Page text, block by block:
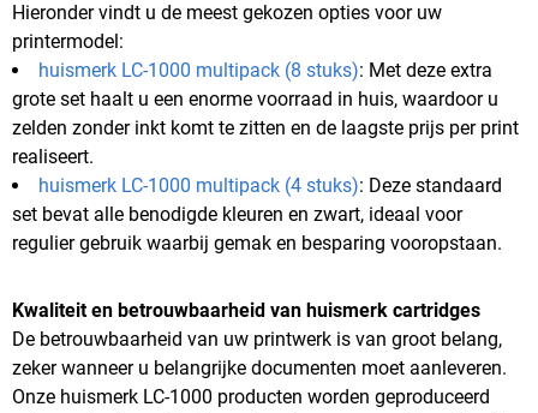
Hieronder vindt u de meest gekozen opties voor uw
printermodel:
huismerk LC-1000 multipack (8 stuks): Met deze extra
grote set haalt u een enorme voorraad in huis, waardoor u
zelden zonder inkt komt te zitten en de laagste prijs per print
realiseert.
huismerk LC-1000 multipack (4 stuks): Deze standaard
set bevat alle benodigde kleuren en zwart, ideaal voor
regulier gebruik waarbij gemak en besparing vooropstaan.
Kwaliteit en betrouwbaarheid van huismerk cartridges
De betrouwbaarheid van uw printwerk is van groot belang,
zeker wanneer u belangrijke documenten moet aanleveren.
Onze huismerk LC-1000 producten worden geproduceerd